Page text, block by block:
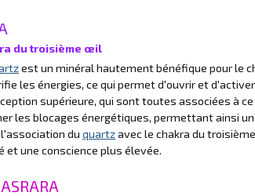
du troisième œil
est un minéral hautement bénéfique pour le
les énergies, ce qui permet d'ouvrir et
supérieure, qui sont toutes associées à ce
les blocages énergétiques, permettant ainsi
du quartzavec le chakra du
et une conscience plus élevée.